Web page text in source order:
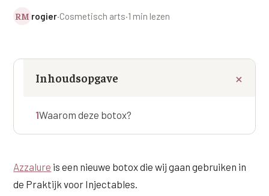
Wenkbrauwen
Hangende oogleden
Traangoot en wallen
MIDDEN & MOND
Lippen
Bocouture
Juvéderm Voluma
Juvéderm Volift
Hangende Huid Profiel
Structuur Verlies Profiel
Menopauze Veroudering profiel
Prijzen
Nijmegen◍Sittard◍ Enschede
RM rogier·Cosmetisch arts·1 min lezen
Inhoudsopgave
1Waarom deze botox?
Azzalure is een nieuwe botox die wij gaan gebruiken in
de Praktijk voor Injectables.